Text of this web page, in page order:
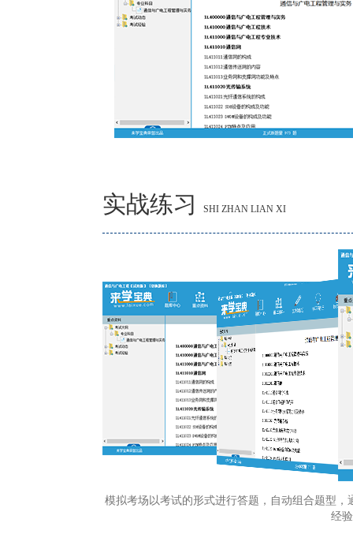
实战练习 SHI ZHAN LIAN XI
模拟考场以考试的形式进行答题，自动组合题型
经